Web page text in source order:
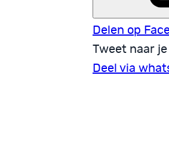
Delen op
Tweet naar
Deel via